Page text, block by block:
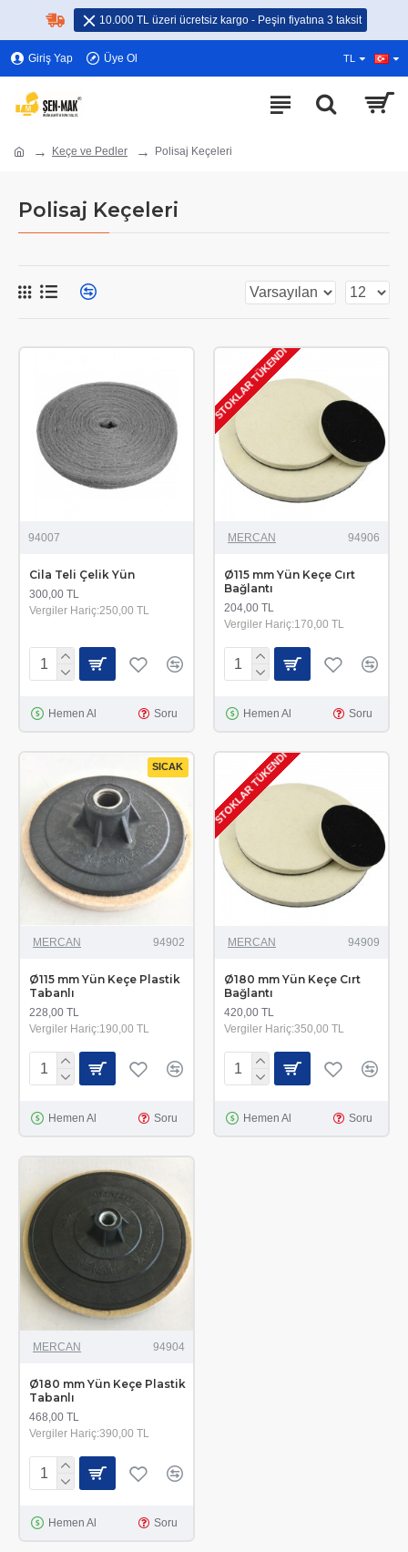
10.000 TL üzeri ücretsiz kargo - Peşin fiyatına 3 taksit
Giriş Yap Üye Ol TL
Keçe ve Pedler Polisaj Keçeleri
Polisaj Keçeleri
94007
Cila Teli Çelik Yün
300,00 TL
Vergiler Hariç:250,00 TL
Hemen Al Soru
STOKLAR TÜKENDI
MERCAN 94906
Ø115 mm Yün Keçe Cırt
Bağlantı
204,00 TL
Vergiler Hariç:170,00 TL
Hemen Al Soru
SICAK
MERCAN 94902
Ø115 mm Yün Keçe Plastik
Tabanlı
228,00 TL
Vergiler Hariç:190,00 TL
Hemen Al Soru
STOKLAR TÜKENDI
MERCAN 94909
Ø180 mm Yün Keçe Cırt
Bağlantı
420,00 TL
Vergiler Hariç:350,00 TL
Hemen Al Soru
MERCAN 94904
Ø180 mm Yün Keçe Plastik
Tabanlı
468,00 TL
Vergiler Hariç:390,00 TL
Hemen Al Soru